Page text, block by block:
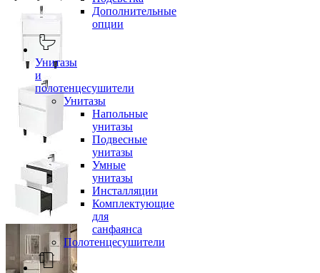
Дополнительные
опции
Унитазы
и
полотенцесушители
Унитазы
Напольные
унитазы
Подвесные
унитазы
Умные
унитазы
Инсталляции
Комплектующие
для
санфаянса
Полотенцесушители